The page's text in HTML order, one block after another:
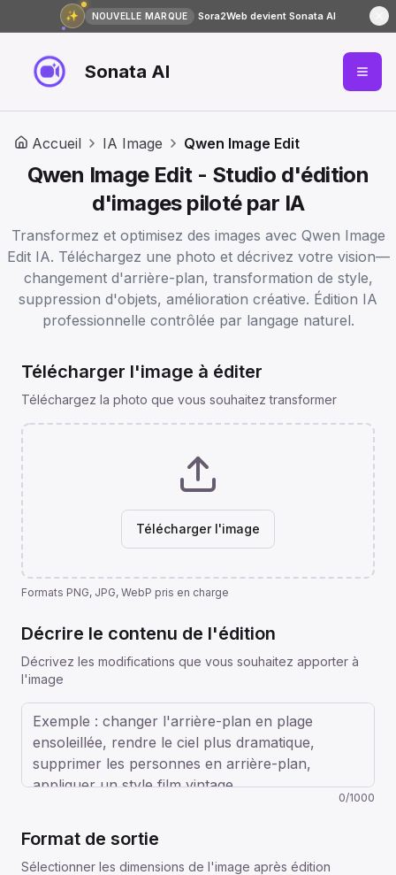
✨ NOUVELLE MARQUE Sora2Web devient Sonata AI
Sonata AI
Accueil IA Image Qwen Image Edit
Qwen Image Edit - Studio d'édition
d'images piloté par IA
Transformez et optimisez des images avec Qwen Image
Edit IA. Téléchargez une photo et décrivez votre vision—
changement d'arrière-plan, transformation de style,
suppression d'objets, amélioration créative. Édition IA
professionnelle contrôlée par langage naturel.
Télécharger l'image à éditer
Téléchargez la photo que vous souhaitez transformer
Télécharger l'image
Formats PNG, JPG, WebP pris en charge
Décrire le contenu de l'édition
Décrivez les modifications que vous souhaitez apporter à
l'image
0/1000
Format de sortie
Sélectionner les dimensions de l'image après édition